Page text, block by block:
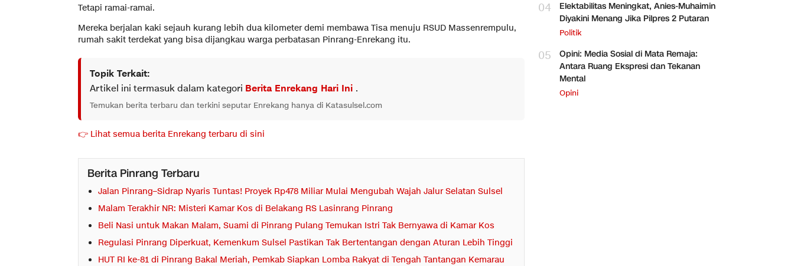
Tetapi ramai-ramai.
Mereka berjalan kaki sejauh kurang lebih dua kilometer demi membawa Tisa menuju RSUD Massenrempulu,
rumah sakit terdekat yang bisa dijangkau warga perbatasan Pinrang-Enrekang itu.
Topik Terkait:
Artikel ini termasuk dalam kategori Berita Enrekang Hari Ini .
Temukan berita terbaru dan terkini seputar Enrekang hanya di Katasulsel.com
👉 Lihat semua berita Enrekang terbaru di sini
Berita Pinrang Terbaru
Jalan Pinrang–Sidrap Nyaris Tuntas! Proyek Rp478 Miliar Mulai Mengubah Wajah Jalur Selatan Sulsel
Malam Terakhir NR: Misteri Kamar Kos di Belakang RS Lasinrang Pinrang
Beli Nasi untuk Makan Malam, Suami di Pinrang Pulang Temukan Istri Tak Bernyawa di Kamar Kos
Regulasi Pinrang Diperkuat, Kemenkum Sulsel Pastikan Tak Bertentangan dengan Aturan Lebih Tinggi
HUT RI ke-81 di Pinrang Bakal Meriah, Pemkab Siapkan Lomba Rakyat di Tengah Tantangan Kemarau
04
Elektabilitas Meningkat, Anies-Muhaimin
Diyakini Menang Jika Pilpres 2 Putaran
Politik
05
Opini: Media Sosial di Mata Remaja:
Antara Ruang Ekspresi dan Tekanan
Mental
Opini